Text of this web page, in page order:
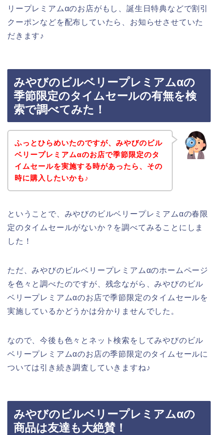
リープレミアムαのお店がもし、誕生日特典などで割引
クーポンなどを配布していたら、お知らせさせていた
だきます♪
みやびのビルベリープレミアムαの
季節限定のタイムセールの有無を検
索で調べてみた！
ふっとひらめいたのですが、みやびのビル
ベリープレミアムαのお店で季節限定のタ
イムセールを実施する時があったら、その
時に購入したいかも♪
ということで、みやびのビルベリープレミアムαの春限
定のタイムセールがないか？を調べてみることにしま
した！
ただ、みやびのビルベリープレミアムαのホームページ
を色々と調べたのですが、残念ながら、みやびのビル
ベリープレミアムαのお店で季節限定のタイムセールを
実施しているかどうかは分かりませんでした。
なので、今後も色々とネット検索をしてみやびのビル
ベリープレミアムαのお店の季節限定のタイムセールに
ついては引き続き調査していきますね♪
みやびのビルベリープレミアムαの
商品は友達も大絶賛！